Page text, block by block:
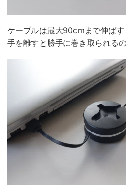
ケーブルは最大90cmまで伸ば
手を離すと勝手に巻き取られる